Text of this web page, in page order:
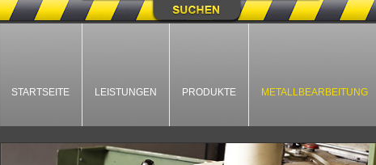
STARTSEITE LEISTUNGEN PRODUKTE METALLBEARBEITUNG